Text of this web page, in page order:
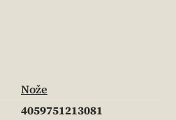
Nože
4059751213081